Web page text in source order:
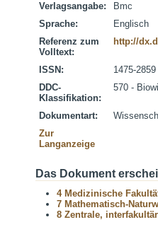
Verlagsangabe:
Bmc
Sprache:
Englisch
Referenz zum
Volltext:
http://
ISSN:
1475-2859
DDC-
Klassifikation:
570 -
Dokumentart:
Zur
Langanzeige
Das Dokument
4 Medizinische
7 Mathematisch-
8 Zentrale,